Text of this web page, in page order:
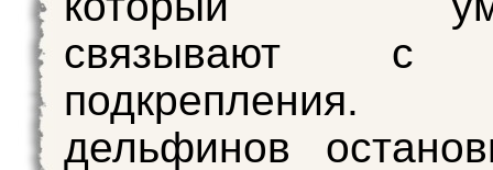
связывают с
подкрепления.
дельфинов